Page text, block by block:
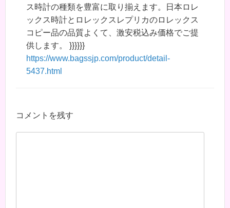
ス時計の種類を豊富に取り揃えます。日本ロレ
ックス時計とロレックスレプリカのロレックス
コピー品の品質よくて、激安税込み価格でご提
供します。 }}}}}}
https://www.bagssjp.com/product/detail-
5437.html
コメントを残す